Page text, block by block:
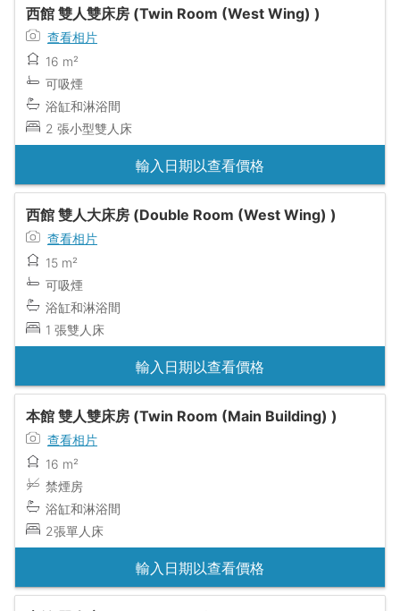
西館 雙人雙床房 (Twin Room (West Wing) )
查看相片
16 m²
可吸煙
浴缸和淋浴間
2 張小型雙人床
輸入日期以查看價格
西館 雙人大床房 (Double Room (West Wing) )
查看相片
15 m²
可吸煙
浴缸和淋浴間
1 張雙人床
輸入日期以查看價格
本館 雙人雙床房 (Twin Room (Main Building) )
查看相片
16 m²
禁煙房
浴缸和淋浴間
2張單人床
輸入日期以查看價格